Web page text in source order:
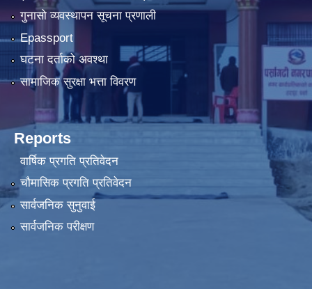
गुनासो व्यवस्थापन सूचना प्रणाली
Epassport
घटना दर्ताको अवश्था
सामाजिक सुरक्षा भत्ता विवरण
Reports
वार्षिक प्रगति प्रतिवेदन
चौमासिक प्रगति प्रतिवेदन
सार्वजनिक सुनुवाई
सार्वजनिक परीक्षण